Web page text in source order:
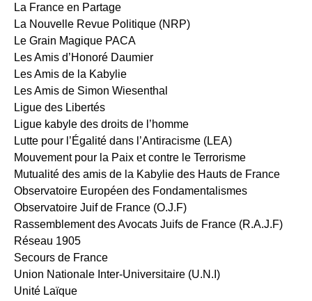
La France en Partage
La Nouvelle Revue Politique (NRP)
Le Grain Magique PACA
Les Amis d’Honoré Daumier
Les Amis de la Kabylie
Les Amis de Simon Wiesenthal
Ligue des Libertés
Ligue kabyle des droits de l’homme
Lutte pour l’Égalité dans l’Antiracisme (LEA)
Mouvement pour la Paix et contre le Terrorisme
Mutualité des amis de la Kabylie des Hauts de France
Observatoire Européen des Fondamentalismes
Observatoire Juif de France (O.J.F)
Rassemblement des Avocats Juifs de France (R.A.J.F)
Réseau 1905
Secours de France
Union Nationale Inter-Universitaire (U.N.I)
Unité Laïque